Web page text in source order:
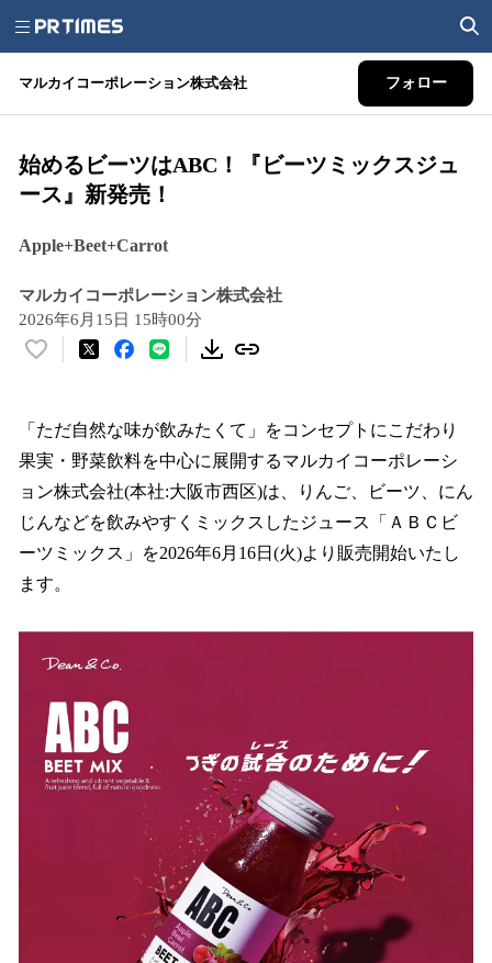
マルカイコーポレーション株式会社 フォロー
始めるビーツはABC！『ビーツミックスジュ
ース』新発売！
Apple+Beet+Carrot
マルカイコーポレーション株式会社
2026年6月15日 15時00分
い
！
数
を
読
み
込
み
中
す
「ただ自然な味が飲みたくて」をコンセプトにこだわり
果実・野菜飲料を中心に展開するマルカイコーポレーシ
ョン株式会社(本社:大阪市西区)は、りんご、ビーツ、にん
じんなどを飲みやすくミックスしたジュース「ＡＢＣビ
ーツミックス」を2026年6月16日(火)より販売開始いたし
ます。